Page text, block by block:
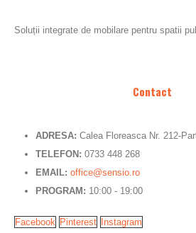
Soluții integrate de mobilare pentru spatii
Contact
ADRESA: Calea Floreasca Nr. 212-
TELEFON: 0733 448 268
EMAIL: office@sensio.ro
PROGRAM: 10:00 - 19:00
Facebook Pinterest Instagram